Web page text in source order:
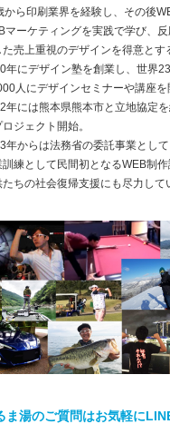
から印刷業界を経験し、その後
マーケティングを実践で学び、
た売上重視のデザインを得意とす
年にデザイン塾を創業し、世界
人にデザインセミナーや講座を
年には熊本県熊本市と立地協定
ロジェクト開始。
年からは法務省の委託事業とし
訓練として民間初となるWEB制作
ちの社会復帰支援にも尽力して
ま湯のご質問はお気軽に